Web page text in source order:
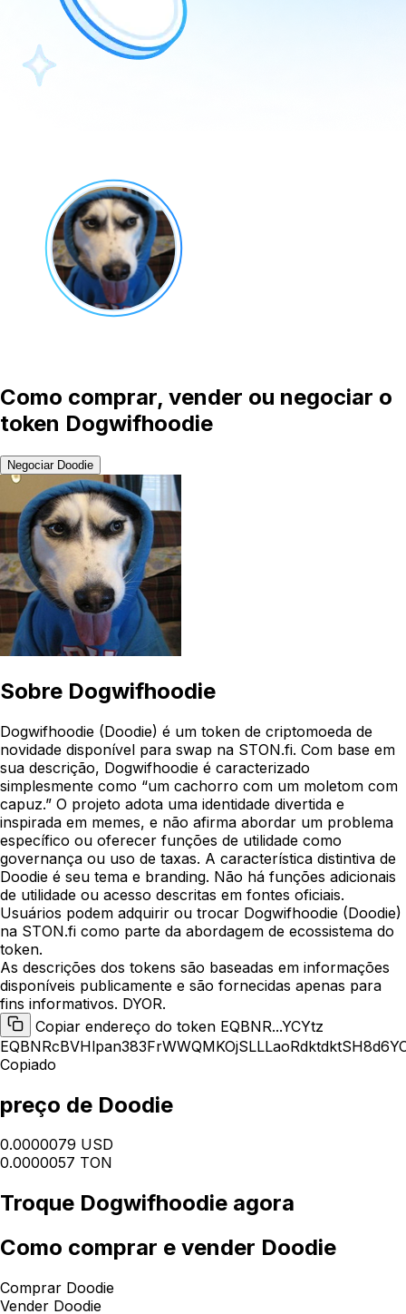
Como comprar, vender ou negociar o
token Dogwifhoodie
Negociar Doodie
Sobre Dogwifhoodie
Dogwifhoodie (Doodie) é um token de criptomoeda de
novidade disponível para swap na STON.fi. Com base em
sua descrição, Dogwifhoodie é caracterizado
simplesmente como “um cachorro com um moletom com
capuz.” O projeto adota uma identidade divertida e
inspirada em memes, e não afirma abordar um problema
específico ou oferecer funções de utilidade como
governança ou uso de taxas. A característica distintiva de
Doodie é seu tema e branding. Não há funções adicionais
de utilidade ou acesso descritas em fontes oficiais.
Usuários podem adquirir ou trocar Dogwifhoodie (Doodie)
na STON.fi como parte da abordagem de ecossistema do
token.
As descrições dos tokens são baseadas em informações
disponíveis publicamente e são fornecidas apenas para
fins informativos. DYOR.
Copiar endereço do token EQBNR...YCYtz
Copiado
preço de Doodie
0.0000079 USD
0.0000057 TON
Troque Dogwifhoodie agora
Como comprar e vender Doodie
Comprar Doodie
Vender Doodie